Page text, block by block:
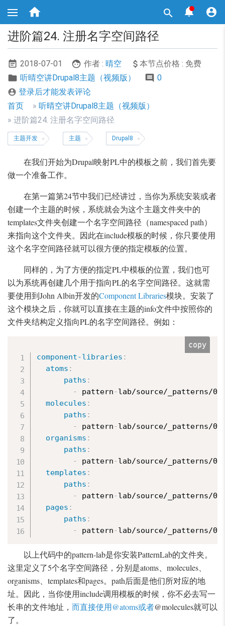
转
要
内
容
 


进阶篇24. 注册名字空间路径
2018-07-01 作者 : 晴空
本节点价格 : 免费
听晴空讲Drupal8主题（视频版）
0
 登录后才能发表评论
面
包
屑
航
首页
听晴空讲Drupal8主题（视频版）
进阶篇24. 注册名字空间路径
主题开发 主题 Drupal8
在我们开始为Drupal映射PL中的模板之前，我们首先要
做一个准备工作。
在第一篇第24节中我们已经讲过，当你为系统安装或者
创建一个主题的时候，系统就会为这个主题文件夹中的
templates文件夹创建一个名字空间路径（namespaced path）
来指向这个文件夹。因此在include模板的时候，你只要使用
这个名字空间路径就可以很方便的指定模板的位置。
同样的，为了方便的指定PL中模板的位置，我们也可
以为系统再创建几个用于指向PL的名字空间路径。这就需
要使用到John Albin开发的Component Libraries模块。安装了
这个模块之后，你就可以直接在主题的info文件中按照你的
文件夹结构定义指向PL的名字空间路径。例如：
component-libraries :
atoms :
paths :
-
pattern-lab/source/_patterns/00
molecules :
paths :
-
pattern-lab/source/_patterns/01
organisms :
paths :
-
pattern-lab/source/_patterns/02
templates :
paths :
-
pattern-lab/source/_patterns/03
pages :
paths :
-
pattern-lab/source/_patterns/04
copy
以上代码中的pattern-lab是你安装PatternLab的文件夹。
这里定义了5个名字空间路径，分别是atoms、molecules、
organisms、templates和pages。path后面是他们所对应的地
址。因此，当你使用include调用模板的时候，你不必去写一
长串的文件地址， 而直接使用@atoms或者@molecules就可以
了。